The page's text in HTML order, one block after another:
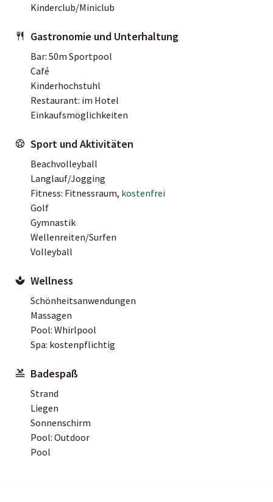
Kinderclub/Miniclub
Gastronomie und Unterhaltung
Bar: 50m Sportpool
Café
Kinderhochstuhl
Restaurant: im Hotel
Einkaufsmöglichkeiten
Sport und Aktivitäten
Beachvolleyball
Langlauf/Jogging
Fitness: Fitnessraum, kostenfrei
Golf
Gymnastik
Wellenreiten/Surfen
Volleyball
Wellness
Schönheitsanwendungen
Massagen
Pool: Whirlpool
Spa: kostenpflichtig
Badespaß
Strand
Liegen
Sonnenschirm
Pool: Outdoor
Pool